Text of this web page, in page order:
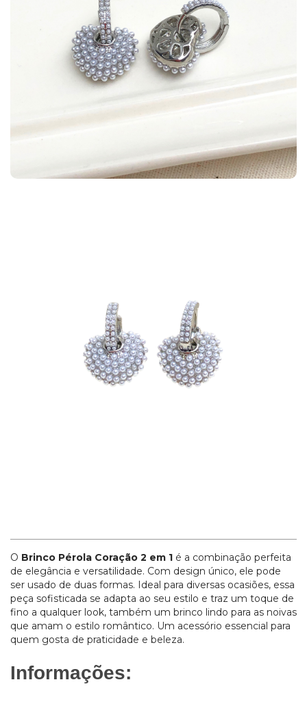
O Brinco Pérola Coração 2 em 1 é a combinação perfeita
de elegância e versatilidade. Com design único, ele pode
ser usado de duas formas. Ideal para diversas ocasiões, essa
peça sofisticada se adapta ao seu estilo e traz um toque de
fino a qualquer look, também um brinco lindo para as noivas
que amam o estilo romântico. Um acessório essencial para
quem gosta de praticidade e beleza.
Informações: